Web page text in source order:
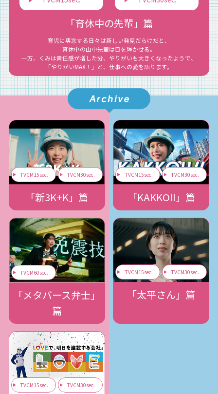
「育休中の先輩」篇
育児に専念する日々は新しい発見だらけだと、
育休中の山中先輩は目を輝かせる。
一方、くみは責任感が増した分、やりがいも大きくなったようで、
「やりがいMAX！」と、仕事への愛を語ります。
TVCM15sec. TVCM30sec.
「新3K+K」篇
TVCM15sec. TVCM30sec.
「KAKKOII」篇
TVCM60sec.
「メタバース弁士」
篇
TVCM15sec. TVCM30sec.
「太平さん」篇
TVCM15sec. TVCM30sec.